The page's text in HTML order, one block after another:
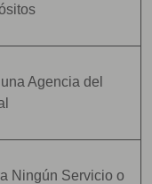
Agencia del
Ningún Servicio o